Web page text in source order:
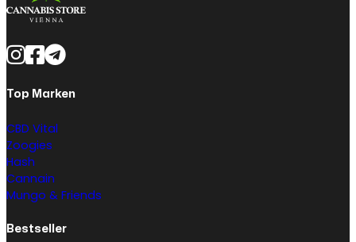
Top Marken
CBD Vital
Zoogies
Hash
Cannain
Mungo & Friends
Bestseller